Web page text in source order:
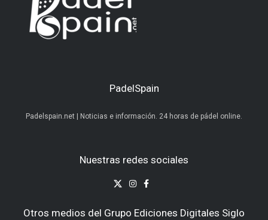
PadelSpain
Padelspain.net | Noticias e información. 24 horas de pádel online.
Nuestras redes sociales
Otros medios del Grupo Ediciones Digitales Siglo